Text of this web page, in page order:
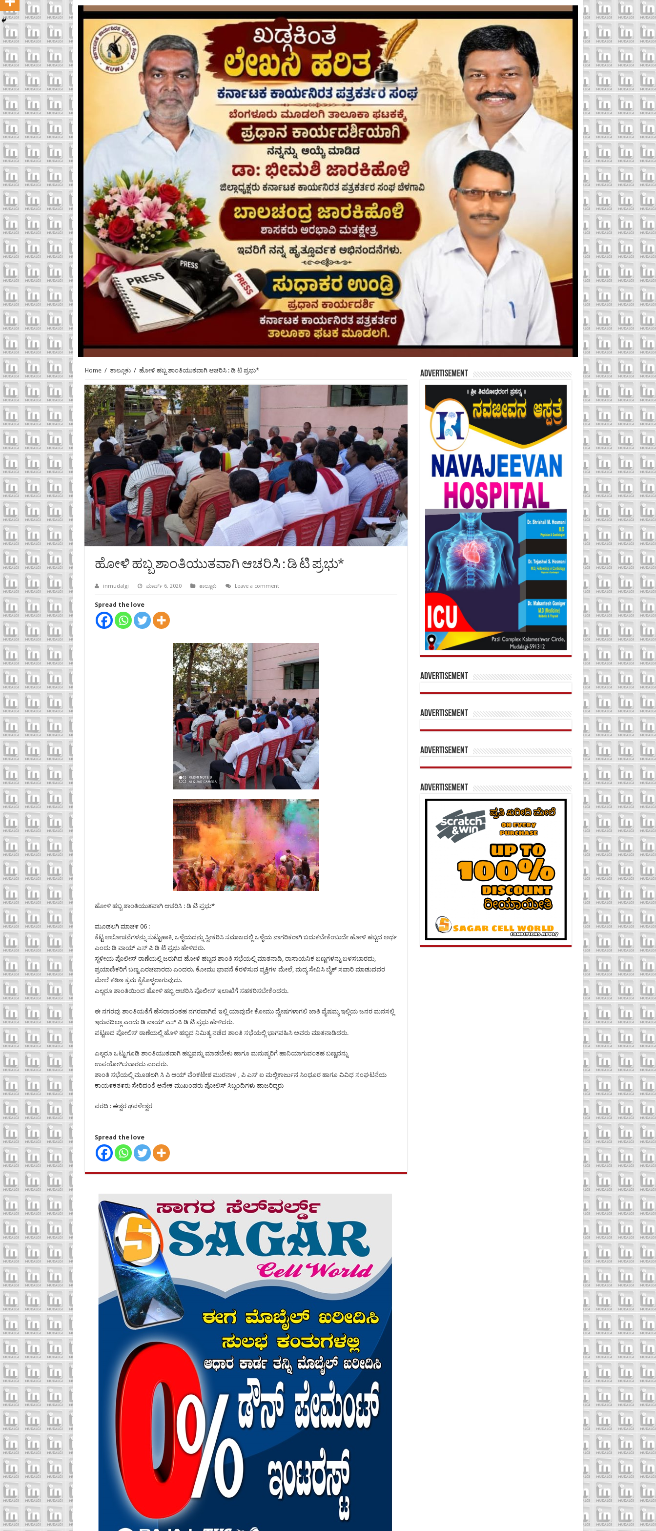
Home / ತಾಲ್ಲೂಕು / ಹೋಳಿ ಹಬ್ಬ ಶಾಂತಿಯುತವಾಗಿ ಆಚರಿಸಿ : ಡಿ ಟಿ ಪ್ರಭು*
ಹೋಳಿ ಹಬ್ಬ ಶಾಂತಿಯುತವಾಗಿ ಆಚರಿಸಿ : ಡಿ ಟಿ ಪ್ರಭು*
inmudalgi ಮಾರ್ಚ್ 6, 2020 ತಾಲ್ಲೂಕು Leave a comment
Spread the love
ಹೋಳಿ ಹಬ್ಬ ಶಾಂತಿಯುತವಾಗಿ ಆಚರಿಸಿ : ಡಿ ಟಿ ಪ್ರಭು*
ಮೂಡಲಗಿ ಮಾಚ೯ 06 :
ಕೆಟ್ಟ ಆಲೋಚನೆಗಳನ್ನು ಸುಟ್ಟುಹಾಕಿ, ಒಳ್ಳೆಯದನ್ನು ಸ್ವೀಕರಿಸಿ ಸಮಾಜದಲ್ಲಿ ಒಳ್ಳೆಯ ನಾಗರಿಕರಾಗಿ ಬದುಕಬೇಕೆಂಬುದೇ ಹೋಳಿ ಹಬ್ಬದ ಅರ್ಥ
ಎಂದು ಡಿ ವಾಯ್ ಎಸ್ ಪಿ ಡಿ ಟಿ ಪ್ರಭು ಹೇಳಿದರು.
ಸ್ಥಳೀಯ ಪೊಲೀಸ್‌ ಠಾಣೆಯಲ್ಲಿ ಜರುಗಿದ ಹೋಳಿ ಹಬ್ಬದ ಶಾಂತಿ ಸಭೆಯಲ್ಲಿ ಮಾತನಾಡಿ, ರಾಸಾಯನಿಕ ಬಣ್ಣಗಳನ್ನು ಬಳಸಬಾರದು,
ಪ್ರಯಾಣಿಕರಿಗೆ ಬಣ್ಣ ಎರಚಬಾರದು ಎಂದರು. ಕೋಮು ಭಾವನೆ ಕೆರಳಿಸುವ ವ್ಯಕ್ತಿಗಳ ಮೇಲೆ, ಮದ್ಯ ಸೇವಿಸಿ ಬೈಕ್‌ ಸವಾರಿ ಮಾಡುವವರ
ಮೇಲೆ ಕಠಿಣ ಕ್ರಮ ಕೈಕೊಳ್ಳಲಾಗುವುದು.
ಎಲ್ಲರೂ ಶಾಂತಿಯಿಂದ ಹೋಳಿ ಹಬ್ಬ ಆಚರಿಸಿ ಪೊಲೀಸ್‌ ಇಲಾಖೆಗೆ ಸಹಕರಿಸಬೇಕೆಂದರು.
ಈ ನಗರವು ಶಾಂತಿಯತೆಗೆ ಹೆಸರಾದಂತಹ ನಗರವಾಗಿದೆ ಇಲ್ಲಿ ಯಾವುದೇ ಕೋಮು ದ್ವೇಷಗಳಾಗಲಿ ಜಾತಿ ವೈಷಮ್ಯ ಇಲ್ಲಿಯ ಜನರ ಮನಸಲ್ಲಿ
ಇರುವದಿಲ್ಲಾ ಎಂದು ಡಿ ವಾಯ್ ಎಸ್ ಪಿ ಡಿ ಟಿ ಪ್ರಭು ಹೇಳಿದರು.
ಪಟ್ಟಣದ ಪೋಲಿಸ್ ಠಾಣೆಯಲ್ಲಿ ಹೊಳಿ ಹಬ್ಬದ ನಿಮಿತ್ಯ ನಡೆದ ಶಾಂತಿ ಸಭೆಯಲ್ಲಿ ಭಾಗವಹಿಸಿ ಅವರು ಮಾತನಾಡಿದರು.
ಎಲ್ಲರೂ ಒಟ್ಟುಗೂಡಿ ಶಾಂತಿಯುತವಾಗಿ ಹಬ್ಬವನ್ನು ಮಾಡಬೇಕು ಹಾಗೂ ಮನುಷ್ಯರಿಗೆ ಹಾನಿಯಾಗುವಂತಹ ಬಣ್ಣವನ್ನು
ಉಪಯೋಗಿಸಬಾರದು ಎಂದರು.
ಶಾಂತಿ ಸಭೆಯಲ್ಲಿ ಮೂಡಲಗಿ ಸಿ ಪಿ ಆಯ್ ವೆಂಕಟೇಶ ಮುರನಾಳ , ಪಿ ಎಸ್ ಐ ಮಲ್ಲಿಕಾರ್ಜುನ ಸಿಂಧೂರ ಹಾಗೂ ವಿವಿಧ ಸಂಘಟನೆಯ
ಕಾಯ೯ಕತ೯ರು ಸೇರಿದಂತೆ ಅನೇಕ ಮುಖಂಡರು ಪೋಲಿಸ್ ಸಿಬ್ಬಂದಿಗಳು ಹಾಜರಿದ್ದರು
ವರದಿ : ಈಶ್ವರ ಢವಳೇಶ್ವರ
Spread the love
Advertisement
Advertisement
Advertisement
Advertisement
Advertisement